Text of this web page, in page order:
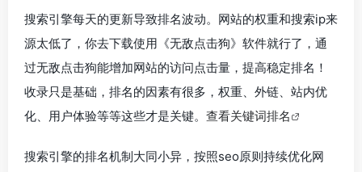
搜索引擎每天的更新导致排名波动。网站的权重和搜索ip来
源太低了，你去下载使用《无敌点击狗》软件就行了，通
过无敌点击狗能增加网站的访问点击量，提高稳定排名！
收录只是基础，排名的因素有很多，权重、外链、站内优
化、用户体验等等这些才是关键。 查看关键词排名
搜索引擎的排名机制大同小异，按照seo原则持续优化网